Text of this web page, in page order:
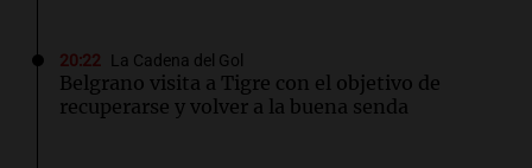
20:22 La Cadena del Gol
Belgrano visita a Tigre con el objetivo de
recuperarse y volver a la buena senda